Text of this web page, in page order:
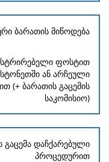
ბარათის მიწოდება
ფოსტით
ან არჩეული
(+ ბარათის გაცემის
საკომისიო)
გაცემა დაჩქარებული
პროცედურით